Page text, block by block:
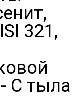
321,
С тыла